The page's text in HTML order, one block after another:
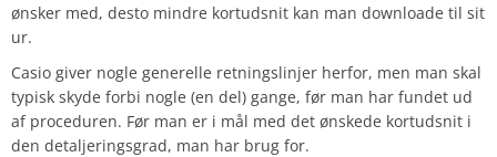
ønsker med, desto mindre kortudsnit kan man downloade til sit
ur.
Casio giver nogle generelle retningslinjer herfor, men man skal
typisk skyde forbi nogle (en del) gange, før man har fundet ud
af proceduren. Før man er i mål med det ønskede kortudsnit i
den detaljeringsgrad, man har brug for.